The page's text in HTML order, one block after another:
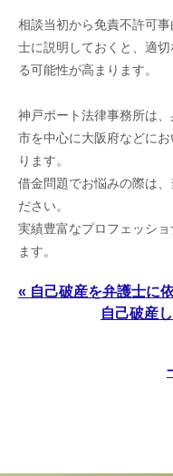
相談当初から免責不許可
士に説明しておくと、適
る可能性が高まります。
神戸ポート法律事務所は
市を中心に大阪府などに
ります。
借金問題でお悩みの際は
ださい。
実績豊富なプロフェッシ
ます。
« 自己破産を弁護士に
自己破産